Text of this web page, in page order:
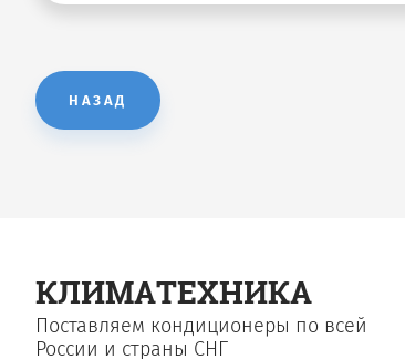
НАЗАД
КЛИМАТЕХНИКА
Поставляем кондиционеры по всей
России и страны СНГ